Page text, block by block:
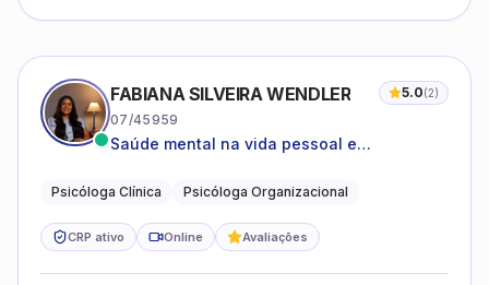
FABIANA SILVEIRA WENDLER 5.0(2)
07/45959
Saúde mental na vida pessoal e
Psicóloga Clínica Psicóloga Organizacional
CRP ativo Online Avaliações